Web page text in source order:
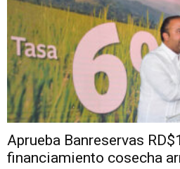
Aprueba Banreservas
financiamiento cosecha